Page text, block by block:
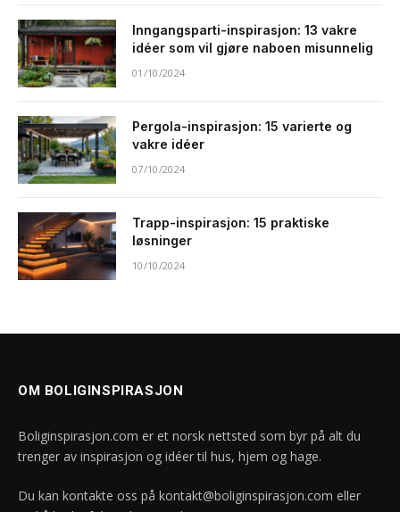
Inngangsparti-inspirasjon: 13 vakre
idéer som vil gjøre naboen misunnelig
01/10/2024
Pergola-inspirasjon: 15 varierte og
vakre idéer
07/10/2024
Trapp-inspirasjon: 15 praktiske
løsninger
10/10/2024
OM BOLIGINSPIRASJON
Boliginspirasjon.com er et norsk nettsted som byr på alt du
trenger av inspirasjon og idéer til hus, hjem og hage.
Du kan kontakte oss på kontakt@boliginspirasjon.com eller